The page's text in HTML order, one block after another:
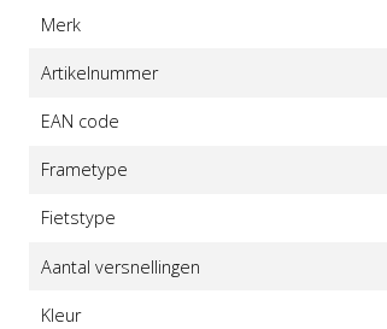
Merk
Artikelnummer
EAN code
Frametype
Fietstype
Aantal versnellingen
Kleur